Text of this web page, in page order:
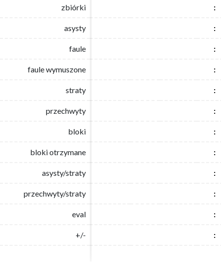
zbiórki :
asysty :
faule :
faule wymuszone :
straty :
przechwyty :
bloki :
bloki otrzymane :
asysty/straty :
przechwyty/straty :
eval :
+/- :
zbiórki :
asysty :
faule :
faule wymuszone :
straty :
przechwyty :
bloki :
bloki otrzymane :
asysty/straty :
przechwyty/straty :
eval :
+/- :